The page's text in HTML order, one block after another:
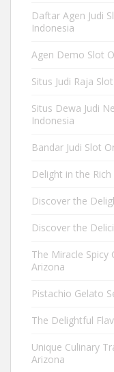
Daftar Agen Judi
Indonesia
Agen Demo Slot
Situs Judi Raja
Situs Dewa Judi
Indonesia
Bandar Judi Slot
Delight in the
Discover the
Discover the
The Miracle
Arizona
Pistachio Gelato
The Delightful
Unique Culinary
Arizona